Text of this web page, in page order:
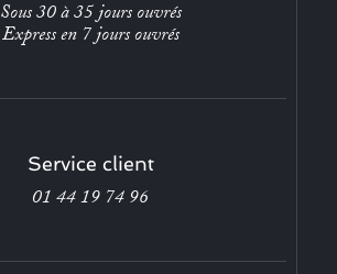
Sous 30 à 35 jours ouvrés
Express en 7 jours ouvrés
Service client
01 44 19 74 96